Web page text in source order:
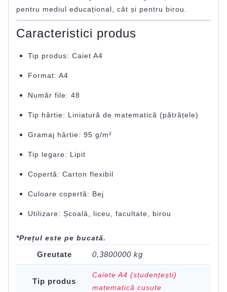
pentru mediul educațional, cât și pentru birou.
Caracteristici produs
Tip produs: Caiet A4
Format: A4
Număr file: 48
Tip hârtie: Liniatură de matematică (pătrățele)
Gramaj hârtie: 95 g/m²
Tip legare: Lipit
Copertă: Carton flexibil
Culoare copertă: Bej
Utilizare: Școală, liceu, facultate, birou
*Prețul este pe bucată.
Greutate 0,3800000 kg
Tip produs
Caiete A4 (studențești)
matematică cusute